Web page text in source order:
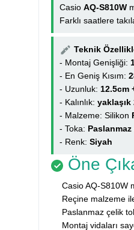
Casio AQ-S810W
Farklı saatlere
Teknik
- Montaj Genişliği:
- En Geniş Kısım:
- Uzunluk: 12.5cm
- Kalınlık: yaklaşık
- Malzeme: Silikon
- Toka:
- Renk: Siyah
Öne
Casio AQ-S810W
Reçine malzeme
Paslanmaz çelik
Montaj vidaları